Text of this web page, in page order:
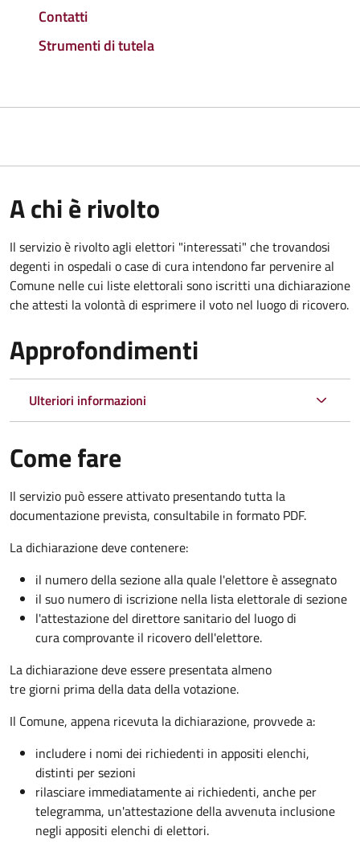
Contatti
Strumenti di tutela
A chi è rivolto
Il servizio è rivolto agli elettori "interessati" che trovandosi
degenti in ospedali o case di cura intendono far pervenire al
Comune nelle cui liste elettorali sono iscritti una dichiarazione
che attesti la volontà di esprimere il voto nel luogo di ricovero.
Approfondimenti
Ulteriori informazioni
Come fare
Il servizio può essere attivato presentando tutta la
documentazione prevista, consultabile in formato PDF.
La dichiarazione deve contenere:
il numero della sezione alla quale l'elettore è assegnato
il suo numero di iscrizione nella lista elettorale di sezione
l'attestazione del direttore sanitario del luogo di
cura comprovante il ricovero dell'elettore.
La dichiarazione deve essere presentata almeno
tre giorni prima della data della votazione.
Il Comune, appena ricevuta la dichiarazione, provvede a:
includere i nomi dei richiedenti in appositi elenchi,
distinti per sezioni
rilasciare immediatamente ai richiedenti, anche per
telegramma, un'attestazione della avvenuta inclusione
negli appositi elenchi di elettori.